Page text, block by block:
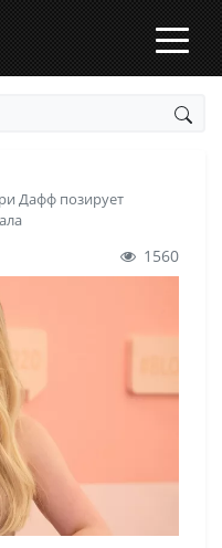
Дафф позирует
1560